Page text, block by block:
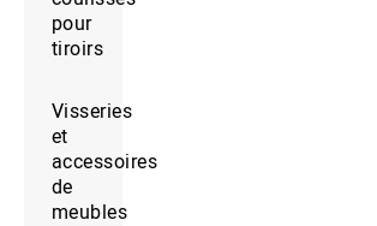
pour
tiroirs
Visseries
et
accessoires
de
meubles